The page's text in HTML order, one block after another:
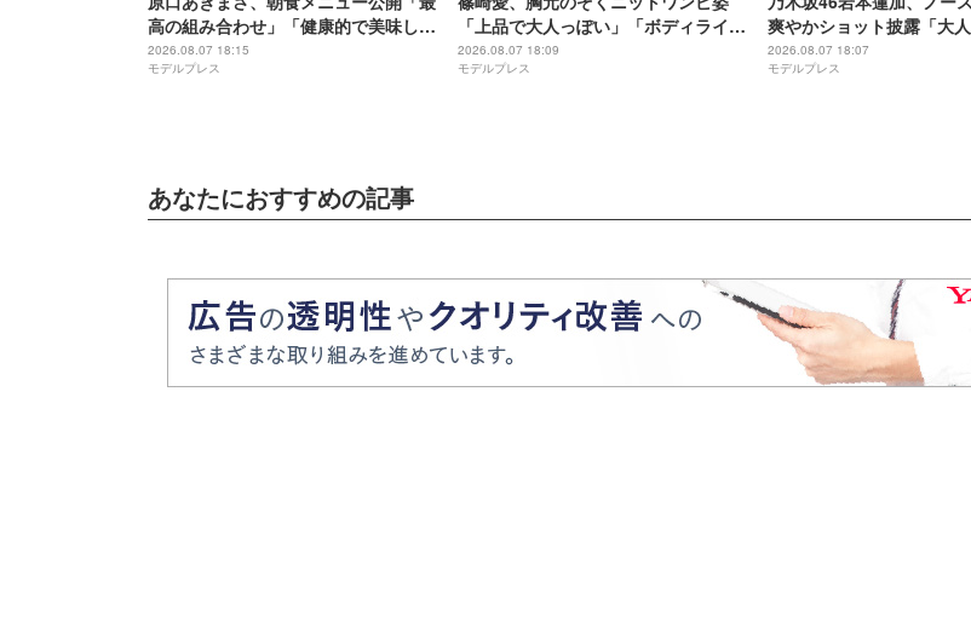
高の組み合わせ」「健康的で美味しそ
う」の声
2026.08.07 18:15
モデルプレス
「上品で大人っぽい」「ボディライン
憧れる」
2026.08.07 18:09
モデルプレス
爽やかショット披露「大
愛さが完璧に共存してる」
2026.08.07 18:07
モデルプレス
あなたにおすすめの記事